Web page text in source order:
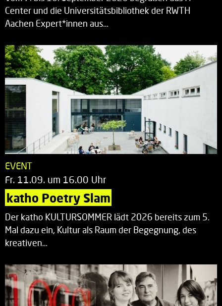
Center und die Universitätsbibliothek der RWTH
Aachen Expert*innen aus…
EVENT
Fr. 11.09. um 16.00 Uhr
katho Poetry Slam
Der katho KULTURSOMMER lädt 2026 bereits zum 5.
Mal dazu ein, Kultur als Raum der Begegnung, des
kreativen…